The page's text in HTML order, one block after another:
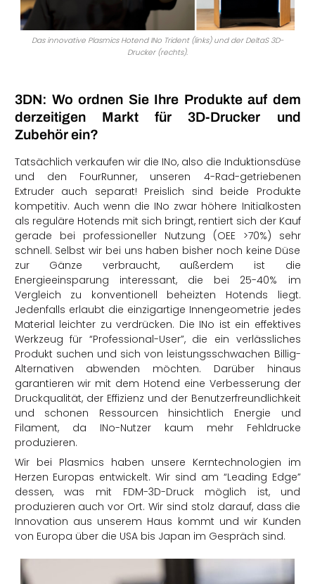
Das innovative Plasmics Hotend INo Trident (links) und der DeltaS 3D-
Drucker (rechts).
3DN: Wo ordnen Sie Ihre Produkte auf dem
derzeitigen Markt für 3D-Drucker und
Zubehör ein?
Tatsächlich verkaufen wir die INo, also die Induktionsdüse
und den FourRunner, unseren 4-Rad-getriebenen
Extruder auch separat! Preislich sind beide Produkte
kompetitiv. Auch wenn die INo zwar höhere Initialkosten
als reguläre Hotends mit sich bringt, rentiert sich der Kauf
gerade bei professioneller Nutzung (OEE >70%) sehr
schnell. Selbst wir bei uns haben bisher noch keine Düse
zur Gänze verbraucht, außerdem ist die
Energieeinsparung interessant, die bei 25-40% im
Vergleich zu konventionell beheizten Hotends liegt.
Jedenfalls erlaubt die einzigartige Innengeometrie jedes
Material leichter zu verdrücken. Die INo ist ein effektives
Werkzeug für “Professional-User”, die ein verlässliches
Produkt suchen und sich von leistungsschwachen Billig-
Alternativen abwenden möchten. Darüber hinaus
garantieren wir mit dem Hotend eine Verbesserung der
Druckqualität, der Effizienz und der Benutzerfreundlichkeit
und schonen Ressourcen hinsichtlich Energie und
Filament, da INo-Nutzer kaum mehr Fehldrucke
produzieren.
Wir bei Plasmics haben unsere Kerntechnologien im
Herzen Europas entwickelt. Wir sind am “Leading Edge”
dessen, was mit FDM-3D-Druck möglich ist, und
produzieren auch vor Ort. Wir sind stolz darauf, dass die
Innovation aus unserem Haus kommt und wir Kunden
von Europa über die USA bis Japan im Gespräch sind.